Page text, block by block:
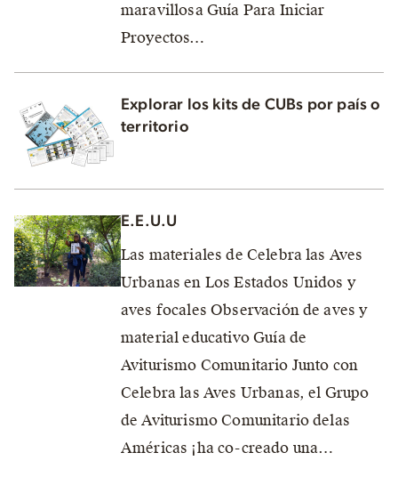
maravillosa Guía Para Iniciar
Proyectos…
Explorar los kits de CUBs por país o
territorio
E.E.U.U
Las materiales de Celebra las Aves
Urbanas en Los Estados Unidos y
aves focales Observación de aves y
material educativo Guía de
Aviturismo Comunitario Junto con
Celebra las Aves Urbanas, el Grupo
de Aviturismo Comunitario delas
Américas ¡ha co-creado una…